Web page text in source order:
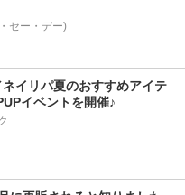
セー・デー)
イリパ夏のおすすめアイテ
イベントを開催♪